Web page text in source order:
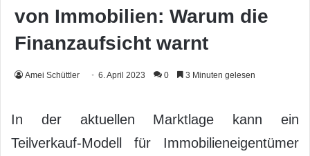
von Immobilien: Warum die
Finanzaufsicht warnt
Amei Schüttler 6. April 2023 0 3 Minuten gelesen
In der aktuellen Marktlage kann ein
Teilverkauf-Modell für Immobilieneigentümer